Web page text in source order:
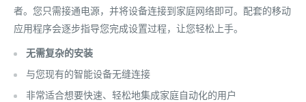
者。您只需接通电源，并将设备连接到家庭网络即可。配套的移动
应用程序会逐步指导您完成设置过程，让您轻松上手。
无需复杂的安装
与您现有的智能设备无缝连接
非常适合想要快速、轻松地集成家庭自动化的用户